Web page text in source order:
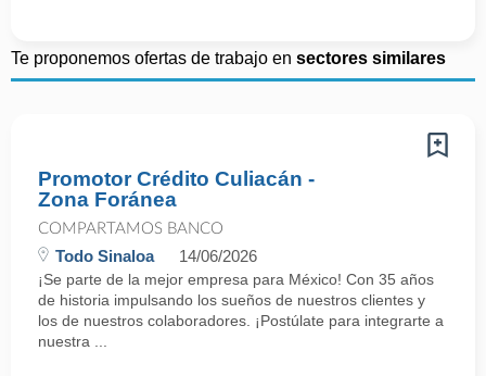
Te proponemos ofertas de trabajo en sectores similares
Promotor Crédito Culiacán -
Zona Foránea
COMPARTAMOS BANCO
Todo Sinaloa 14/06/2026
¡Se parte de la mejor empresa para México! Con 35 años
de historia impulsando los sueños de nuestros clientes y
los de nuestros colaboradores. ¡Postúlate para integrarte a
nuestra ...